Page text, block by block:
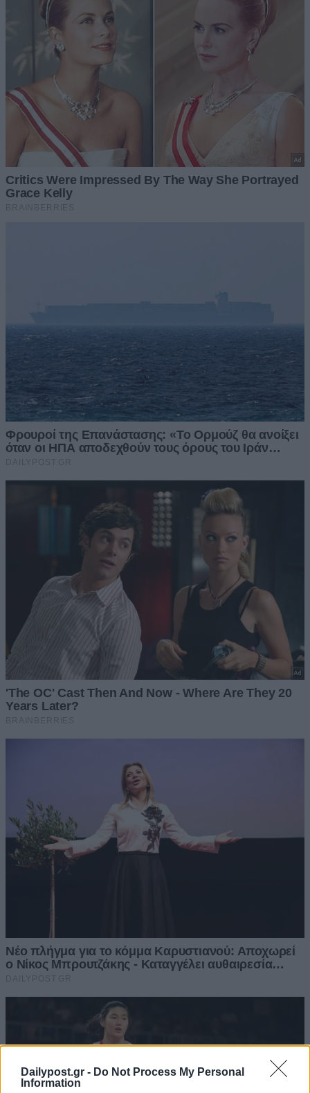
Dailypost.gr - Do Not Process My Personal
Information